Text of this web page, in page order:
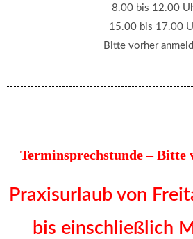
8.00 bis 12.00
15.00 bis 17.00
Bitte vorher
Terminsprechstunde – Bitte
Praxisurlaub von
bis einschließlich